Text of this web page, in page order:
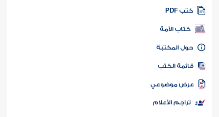
كتب PDF
كتاب الأمة
المكتبة
الكتب
موضوعي